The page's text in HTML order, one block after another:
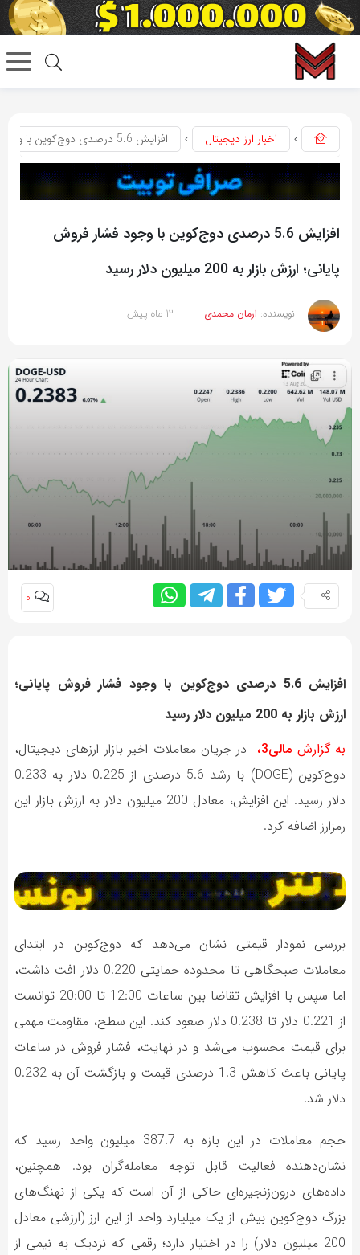
اخبار ارز دیجیتال افزایش 5.6 درصدی دوج‌کوین با وجود فشار فروش پایانی؛ ارزش بازار به 200 میلیون دلار رسید
افزایش 5.6 درصدی دوج‌کوین با وجود فشار فروش
پایانی؛ ارزش بازار به 200 میلیون دلار رسید
نویسنده: ارمان محمدی __ 12 ماه پیش
0
افزایش 5.6 درصدی دوج‌کوین با وجود فشار فروش پایانی؛
ارزش بازار به 200 میلیون دلار رسید
به گزارش مالی3،
در جریان معاملات اخیر بازار ارزهای دیجیتال،
دوج‌کوین (DOGE) با رشد 5.6 درصدی از 0.225 دلار به 0.233
دلار رسید. این افزایش، معادل 200 میلیون دلار به ارزش بازار این
رمزارز اضافه کرد.
بررسی نمودار قیمتی نشان می‌دهد که دوج‌کوین در ابتدای
معاملات صبحگاهی تا محدوده حمایتی 0.220 دلار افت داشت،
اما سپس با افزایش تقاضا بین ساعات 12:00 تا 20:00 توانست
از 0.221 دلار تا 0.238 دلار صعود کند. این سطح، مقاومت مهمی
برای قیمت محسوب می‌شد و در نهایت، فشار فروش در ساعات
پایانی باعث کاهش 1.3 درصدی قیمت و بازگشت آن به 0.232
دلار شد.
حجم معاملات در این بازه به 387.7 میلیون واحد رسید که
نشان‌دهنده فعالیت قابل توجه معامله‌گران بود. همچنین،
داده‌های درون‌زنجیره‌ای حاکی از آن است که یکی از نهنگ‌های
بزرگ دوج‌کوین بیش از یک میلیارد واحد از این ارز (ارزشی معادل
200 میلیون دلار) را در اختیار دارد؛ رقمی که نزدیک به نیمی از